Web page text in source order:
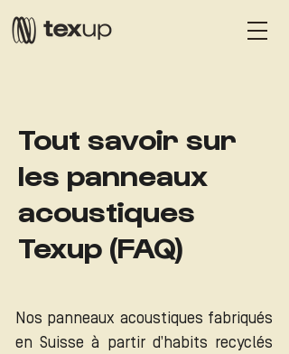
Tout savoir sur
les panneaux
acoustiques
Texup (FAQ)
Nos panneaux acoustiques fabriqués
en Suisse à partir d’habits recyclés